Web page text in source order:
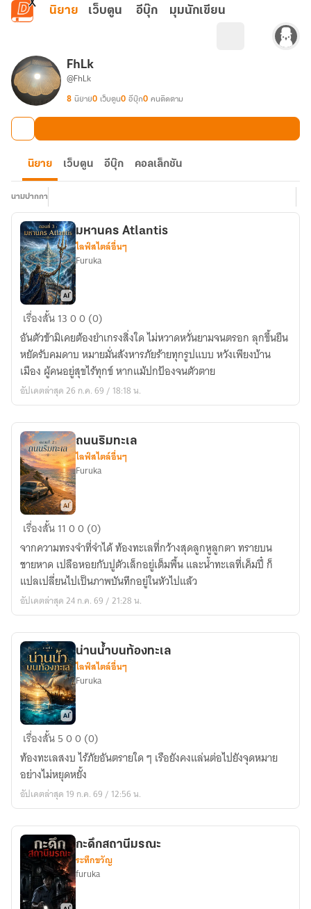
ข้ามไปยังเนื้อหาหลัก
นิยาย เว็บตูน อีบุ๊ก มุมนักเขียน
FhLk
@FhLk
8 นิยาย0 เว็บตูน0 อีบุ๊ก0 คนติดตาม
นิยาย เว็บตูน อีบุ๊ก คอลเล็กชัน
นามปากกา
มหานคร
Atlantis
มหานคร Atlantis
ไลฟ์สไตล์อื่นๆ
Furuka
เรื่องสั้น1300 (0)
อันตัวข้ามิเคยต้องยำเกรงสิ่งใด ไม่หวาดหวั่นยามจนตรอก ลุกขึ้นยืน
หยัดรับคมดาบ หมายมั่นสังหารภัยร้ายทุกรูปแบบ หวังเพียงบ้าน
เมือง ผู้คนอยู่สุขไร้ทุกข์ หากแม้ปกป้องจนตัวตาย
อัปเดตล่าสุด 26 ก.ค. 69 / 18:18 น.
ถนน
ทะเล
ถนนริมทะเล
ไลฟ์สไตล์อื่นๆ
Furuka
เรื่องสั้น1100 (0)
จากความทรงจำที่จำได้ ท้องทะเลที่กว้างสุดลูกหูลูกตา ทรายบน
ชายหาด เปลือหอยกับปูตัวเล็กอยู่เต็มพื้น และน้ำทะเลที่เค็มปี๋ ก็
แปลเปลี่ยนไปเป็นภาพบันทึกอยู่ในหัวไปแล้ว
อัปเดตล่าสุด 24 ก.ค. 69 / 21:28 น.
น่าน
น้ำ
บน
ท้อง
ทะเล
น่านน้ำบนท้องทะเล
ไลฟ์สไตล์อื่นๆ
Furuka
เรื่องสั้น500 (0)
ท้องทะเลสงบ ไร้ภัยอันตรายใด ๆ เรือยังคงแล่นต่อไปยังจุดหมาย
อย่างไม่หยุดหยั้ง
อัปเดตล่าสุด 19 ก.ค. 69 / 12:56 น.
กะดึกสถานีมรณะ
ระทึกขวัญ
furuka